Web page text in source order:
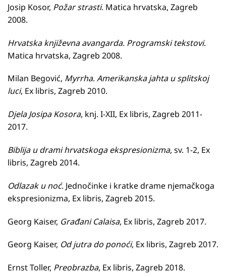
Josip Kosor, Požar strasti. Matica hrvatska, Zagreb
2008.
Hrvatska književna avangarda. Programski tekstovi.
Matica hrvatska, Zagreb 2008.
Milan Begović, Myrrha. Amerikanska jahta u splitskoj
luci, Ex libris, Zagreb 2010.
Djela Josipa Kosora, knj. I-XII, Ex libris, Zagreb 2011-
2017.
Biblija u drami hrvatskoga ekspresionizma, sv. 1-2, Ex
libris, Zagreb 2014.
Odlazak u noć. Jednočinke i kratke drame njemačkoga
ekspresionizma, Ex libris, Zagreb 2015.
Georg Kaiser, Građani Calaisa, Ex libris, Zagreb 2017.
Georg Kaiser, Od jutra do ponoći, Ex libris, Zagreb 2017.
Ernst Toller, Preobrazba, Ex libris, Zagreb 2018.